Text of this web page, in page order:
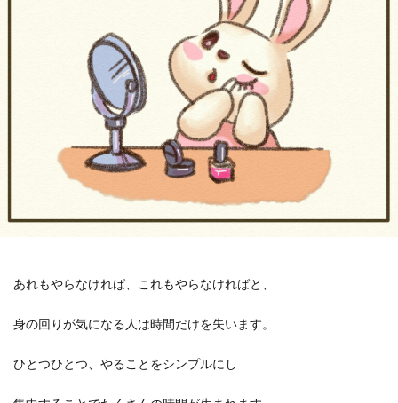
あれもやらなければ、これもやらなければと、
身の回りが気になる人は時間だけを失います。
ひとつひとつ、やることをシンプルにし